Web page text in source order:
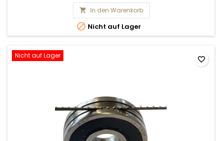
 In den Warenkorb
 Nicht auf Lager
Nicht auf Lager favorite_border